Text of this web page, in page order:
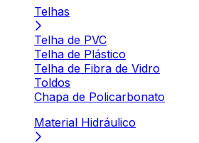
Telhas
Telha de PVC
Telha de Plástico
Telha de Fibra de Vidro
Toldos
Chapa de Policarbonato
Material Hidráulico